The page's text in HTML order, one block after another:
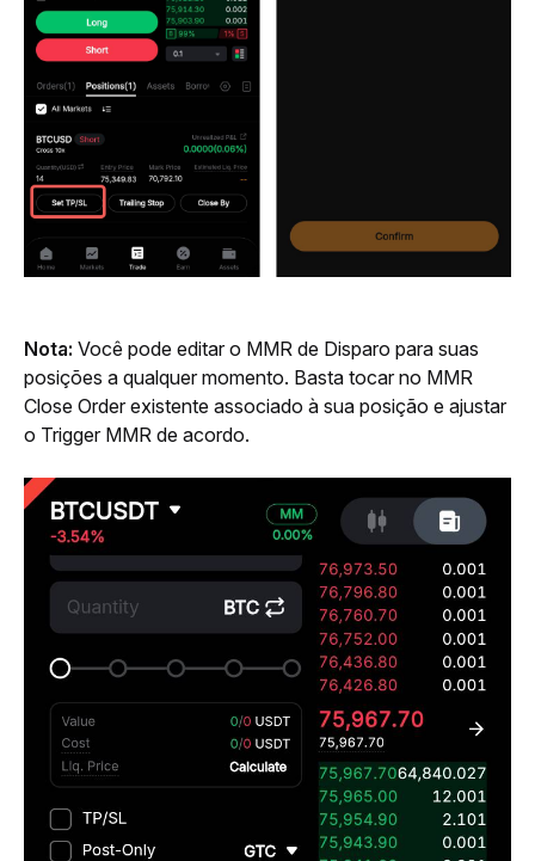
Nota: Você pode editar o MMR de Disparo para suas
posições a qualquer momento. Basta tocar no MMR
Close Order existente associado à sua posição e ajustar
o Trigger MMR de acordo.